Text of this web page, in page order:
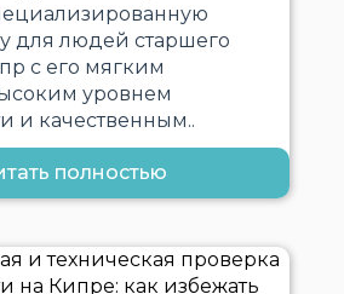
для людей старшего
с его мягким
уровнем
и качественным..
полностью